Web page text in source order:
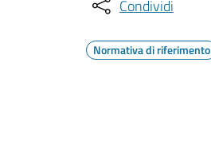
Condividi
Normativa di riferimento